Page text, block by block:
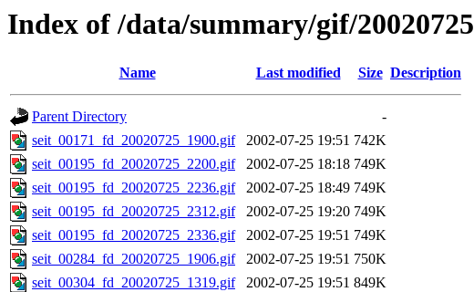
Index of /data/summary/gif/20020725
Name Last modified Size Description
Parent Directory
-
seit_00171_fd_20020725_1900.gif
2002-07-25 19:51 742K
seit_00195_fd_20020725_2200.gif
2002-07-25 18:18 749K
seit_00195_fd_20020725_2236.gif
2002-07-25 18:49 749K
seit_00195_fd_20020725_2312.gif
2002-07-25 19:20 749K
seit_00195_fd_20020725_2336.gif
2002-07-25 19:51 749K
seit_00284_fd_20020725_1906.gif
2002-07-25 19:51 750K
seit_00304_fd_20020725_1319.gif
2002-07-25 19:51 849K